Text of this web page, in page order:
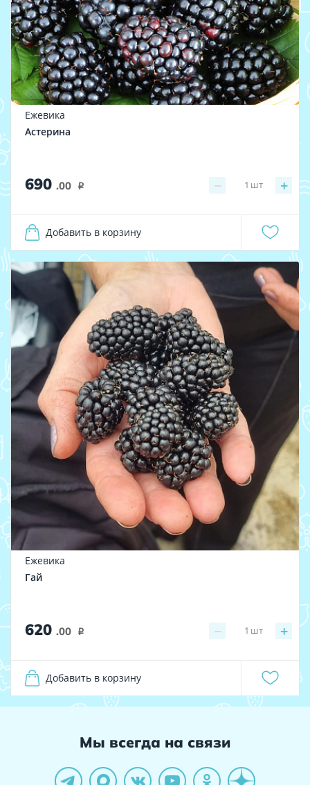
Ежевика
Астерина
690 .00 i − +
1 шт
Добавить в корзину
Ежевика
Гай
620 .00 i − +
1 шт
Добавить в корзину
Мы всегда на связи